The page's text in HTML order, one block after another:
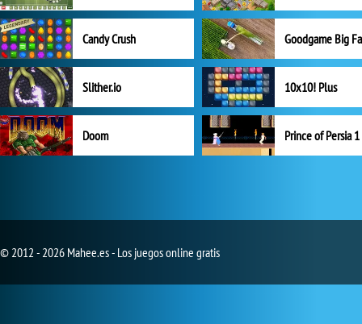
Candy Crush Goodgame Big
Slither.io 10x10! Plus
Doom Prince of Persia 1
© 2012 - 2026 Mahee.es - Los juegos online gratis